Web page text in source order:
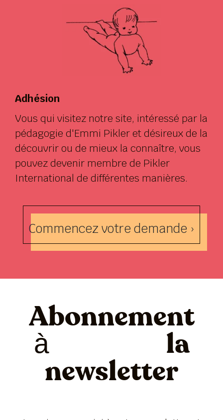
Adhésion
Vous qui visitez notre site, intéressé par la
pédagogie d'Emmi Pikler et désireux de la
découvrir ou de mieux la connaître, vous
pouvez devenir membre de Pikler
International de différentes manières.
Commencez votre demande ›
Abonnement
à la
newsletter